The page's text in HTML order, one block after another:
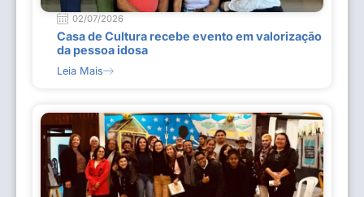
02/07/2026
Casa de Cultura recebe evento em valorização
da pessoa idosa
Leia Mais